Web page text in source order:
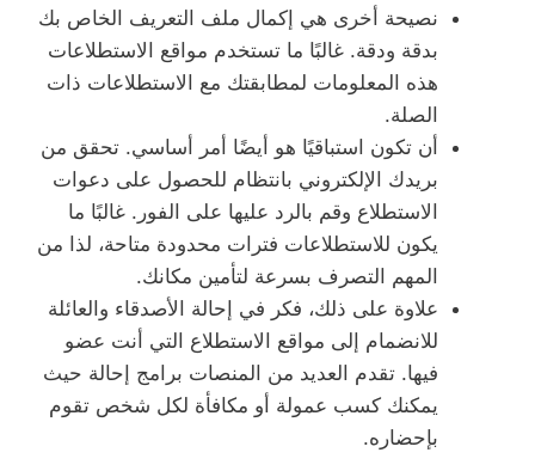
نصيحة أخرى هي إكمال ملف التعريف الخاص بك
بدقة ودقة. غالبًا ما تستخدم مواقع الاستطلاعات
هذه المعلومات لمطابقتك مع الاستطلاعات ذات
الصلة.
أن تكون استباقيًا هو أيضًا أمر أساسي. تحقق من
بريدك الإلكتروني بانتظام للحصول على دعوات
الاستطلاع وقم بالرد عليها على الفور. غالبًا ما
يكون للاستطلاعات فترات محدودة متاحة، لذا من
المهم التصرف بسرعة لتأمين مكانك.
علاوة على ذلك، فكر في إحالة الأصدقاء والعائلة
للانضمام إلى مواقع الاستطلاع التي أنت عضو
فيها. تقدم العديد من المنصات برامج إحالة حيث
يمكنك كسب عمولة أو مكافأة لكل شخص تقوم
بإحضاره.